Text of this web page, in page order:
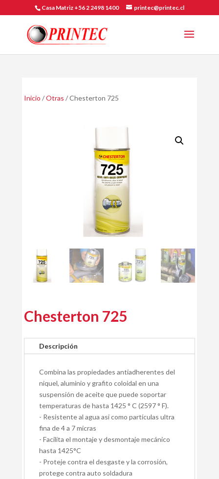
Casa Matriz +56 2 2498 1400 printec@printec.cl
Inicio /Otras / Chesterton 725
Chesterton 725
Descripción
Combina las propiedades antiadherentes del
niquel, aluminio y grafito coloidal en una
suspensión de aceite que puede soportar
temperaturas de hasta 1425 ° C (2597 ° F).
- Resistente al agua asi como partículas ultra
fina de 4 a 7 micras
- Facilita el montaje y desmontaje mecánico
hasta 1425°C
- Proteje contra el desgaste y la corrosión,
protege contra auto soldadura